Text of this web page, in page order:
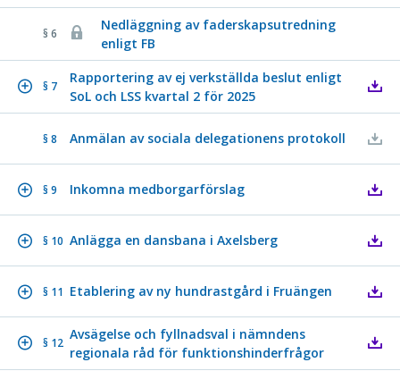
§ 6
Nedläggning av faderskapsutredning
enligt FB
§ 7
Rapportering av ej verkställda beslut enligt
SoL och LSS kvartal 2 för 2025
§ 8 Anmälan av sociala delegationens protokoll
§ 9 Inkomna medborgarförslag
§ 10 Anlägga en dansbana i Axelsberg
§ 11 Etablering av ny hundrastgård i Fruängen
§ 12
Avsägelse och fyllnadsval i nämndens
regionala råd för funktionshinderfrågor